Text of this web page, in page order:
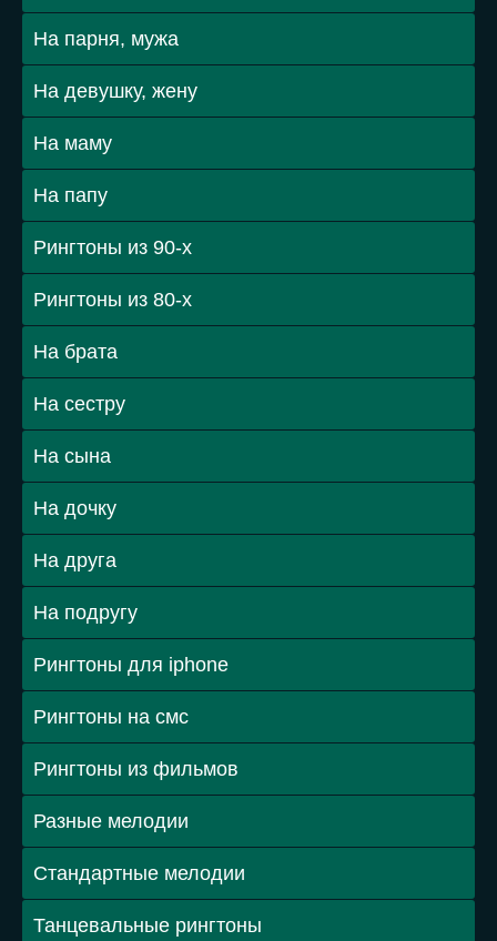
На парня, мужа
На девушку, жену
На маму
На папу
Рингтоны из 90-х
Рингтоны из 80-х
На брата
На сестру
На сына
На дочку
На друга
На подругу
Рингтоны для iphone
Рингтоны на смс
Рингтоны из фильмов
Разные мелодии
Стандартные мелодии
Танцевальные рингтоны